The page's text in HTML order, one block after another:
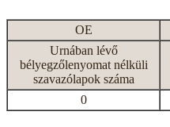
OE
Urnában lévő
bélyegzőlenyomat nélküli
szavazólapok száma
0